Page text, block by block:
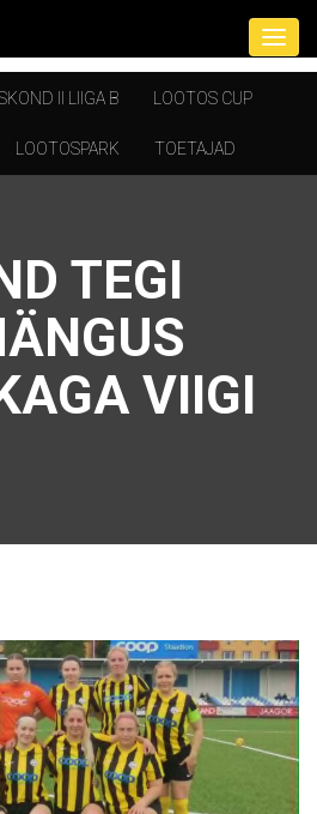
II LIIGA B LOOTOS CUP
LOOTOSPARK TOETAJAD
TEGI
VIIGI